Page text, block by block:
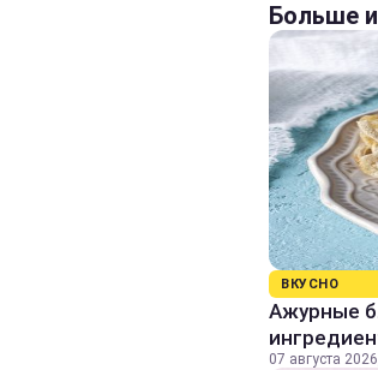
Больше
ВКУСНО
Ажурные
07 августа